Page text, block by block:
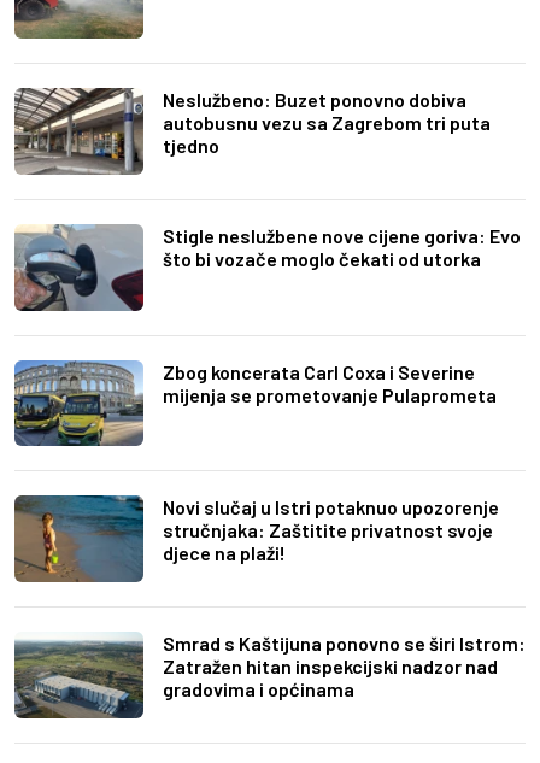
Neslužbeno: Buzet ponovno dobiva
autobusnu vezu sa Zagrebom tri puta
tjedno
Stigle neslužbene nove cijene goriva: Evo
što bi vozače moglo čekati od utorka
Zbog koncerata Carl Coxa i Severine
mijenja se prometovanje Pulaprometa
Novi slučaj u Istri potaknuo upozorenje
stručnjaka: Zaštitite privatnost svoje
djece na plaži!
Smrad s Kaštijuna ponovno se širi Istrom:
Zatražen hitan inspekcijski nadzor nad
gradovima i općinama